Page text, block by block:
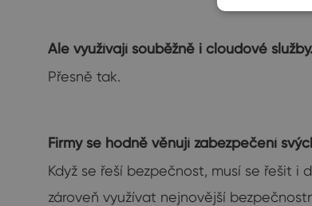
Ale využívají souběžně i cloudové
Přesně tak.
Firmy se hodně věnují zabezpečení
Když se řeší bezpečnost, musí se řešit
zároveň využívat nejnovější